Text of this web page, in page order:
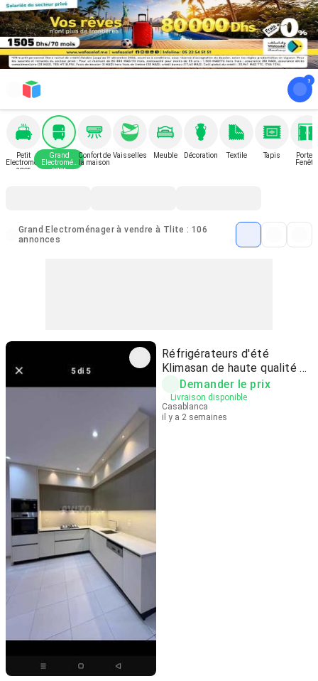
Petit
Electromén
ager
Grand
Electromén
ager
Confort de
la maison
Vaisselles Meuble Décoration Textile Tapis
Porte
Grand Electroménager à vendre à Tlite : 106
annonces
Réfrigérateurs d'été
Klimasan de haute qualité ❄️
Demander le prix
Livraison disponible
Casablanca
il y a 2 semaines